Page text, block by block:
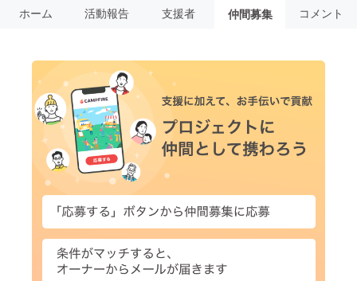
ホーム 活動報告 支援者 仲間募集 コメント